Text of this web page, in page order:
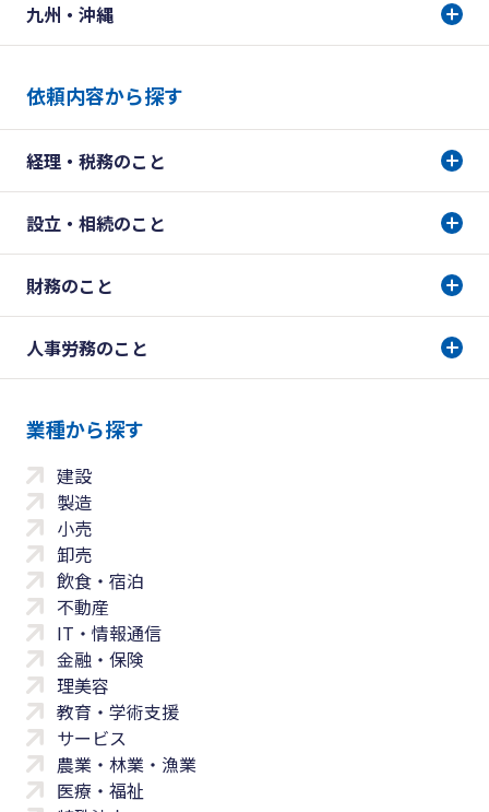
九州・沖縄
依頼内容から探す
経理・税務のこと
設立・相続のこと
財務のこと
人事労務のこと
業種から探す
建設
製造
小売
卸売
飲食・宿泊
不動産
IT・情報通信
金融・保険
理美容
教育・学術支援
サービス
農業・林業・漁業
医療・福祉